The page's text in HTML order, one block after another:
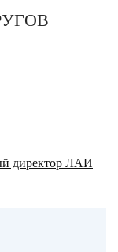
директор ЛАИ